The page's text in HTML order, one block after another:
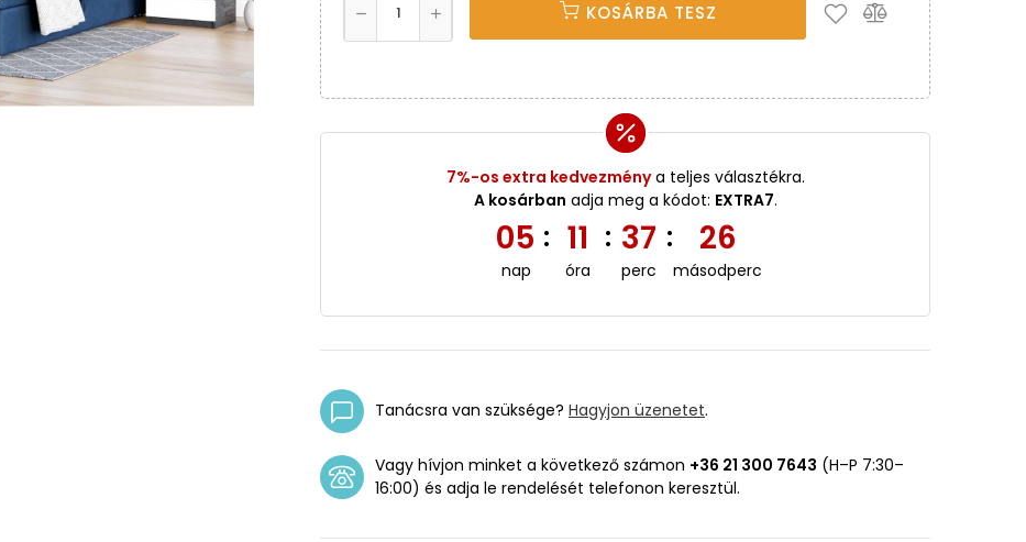
KOSÁRBA TESZ
7%-os extra kedvezménya teljes választékra.
A kosárban adja meg a kódot: EXTRA7.
05
nap
: 11
óra
: 37
perc
: 25
másodperc
Tanácsra van szüksége? Hagyjon üzenetet.
Vagy hívjon minket a következő számon +36 21 300 7643 (H–P 7:30–
16:00) és adja le rendelését telefonon keresztül.